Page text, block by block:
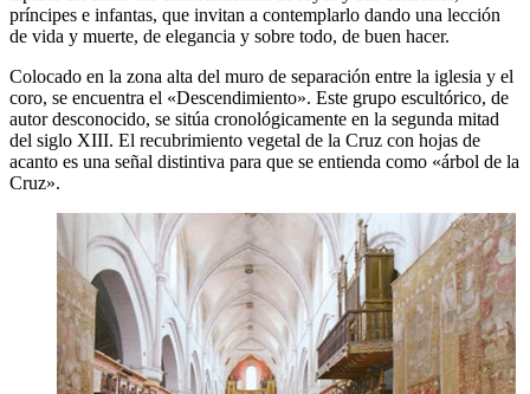
príncipes e infantas, que invitan a contemplarlo dando una lección
de vida y muerte, de elegancia y sobre todo, de buen hacer.
Colocado en la zona alta del muro de separación entre la iglesia y el
coro, se encuentra el «Descendimiento». Este grupo escultórico, de
autor desconocido, se sitúa cronológicamente en la segunda mitad
del siglo XIII. El recubrimiento vegetal de la Cruz con hojas de
acanto es una señal distintiva para que se entienda como «árbol de la
Cruz».